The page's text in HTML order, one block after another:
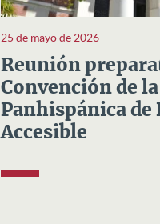
25 de mayo de 2026
Reunión
Convención de la
Panhispánica de
Accesible